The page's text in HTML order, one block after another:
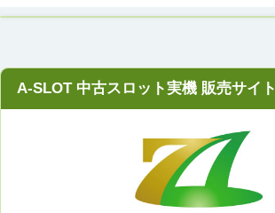
A-SLOT 中古スロット実機 販売サイト